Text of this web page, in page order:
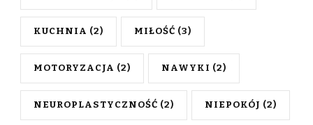
KUCHNIA (2) MIŁOŚĆ (3)
MOTORYZACJA (2) NAWYKI (2)
NEUROPLASTYCZNOŚĆ (2) NIEPOKÓJ (2)